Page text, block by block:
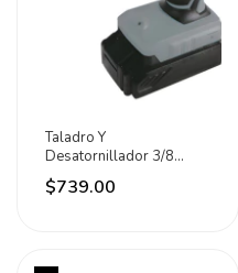
Taladro Y
Desatornillador 3/8
Pulgadas 20 V Maxtool
Negro
$739.00